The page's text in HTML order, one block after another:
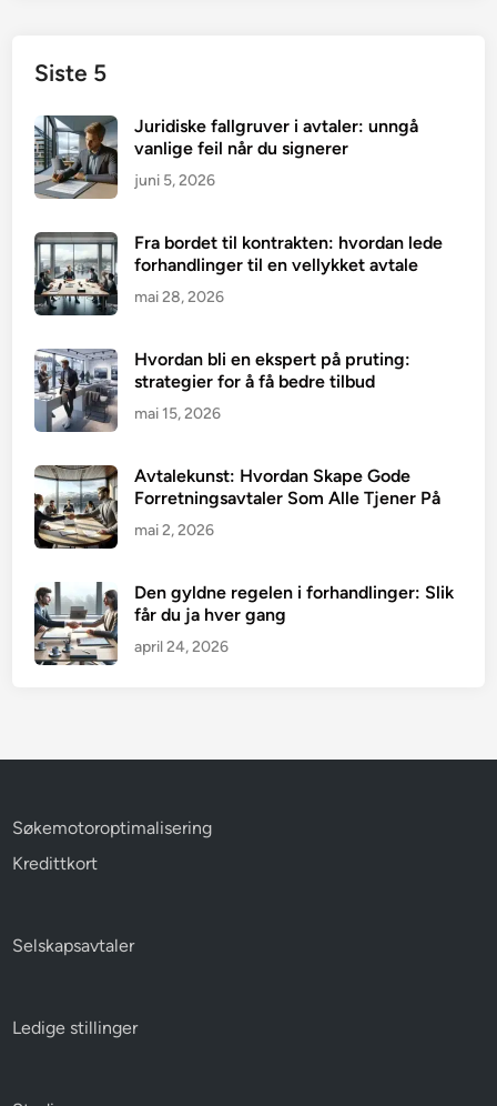
Siste 5
Juridiske fallgruver i avtaler: unngå
vanlige feil når du signerer
juni 5, 2026
Fra bordet til kontrakten: hvordan lede
forhandlinger til en vellykket avtale
mai 28, 2026
Hvordan bli en ekspert på pruting:
strategier for å få bedre tilbud
mai 15, 2026
Avtalekunst: Hvordan Skape Gode
Forretningsavtaler Som Alle Tjener På
mai 2, 2026
Den gyldne regelen i forhandlinger: Slik
får du ja hver gang
april 24, 2026
Søkemotoroptimalisering
Kredittkort
Selskapsavtaler
Ledige stillinger